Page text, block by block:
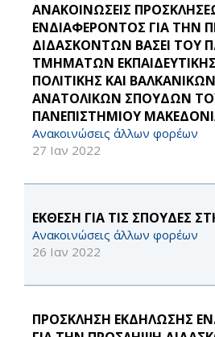
ΑΝΑΚΟΙΝΩΣΕΙΣ
ΕΝΔΙΑΦΕΡΟΝΤΟΣ ΓΙΑ ΤΗΝ
ΔΙΔΑΣΚΟΝΤΩΝ ΒΑΣΕΙ ΤΟΥ
ΤΜΗΜΑΤΩΝ
ΠΟΛΙΤΙΚΗΣ ΚΑΙ
ΑΝΑΤΟΛΙΚΩΝ ΣΠΟΥΔΩΝ
ΠΑΝΕΠΙΣΤΗΜΙΟΥ
Ανακοινώσεις άλλων φορέων
27 Ιαν 2022
ΕΚΘΕΣΗ ΓΙΑ ΤΙΣ ΣΠΟΥΔΕΣ
Ανακοινώσεις άλλων φορέων
26 Ιαν 2022
ΠΡΟΣΚΛΗΣΗ ΕΚΔΗΛΩΣΗΣ